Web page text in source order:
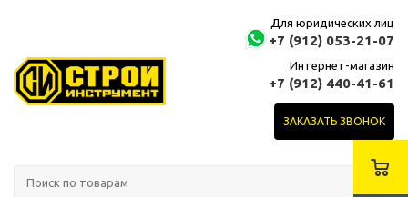
Для юридических лиц
+7 (912) 053-21-07
Интернет-магазин
+7 (912) 440-41-61
ЗАКАЗАТЬ ЗВОНОК